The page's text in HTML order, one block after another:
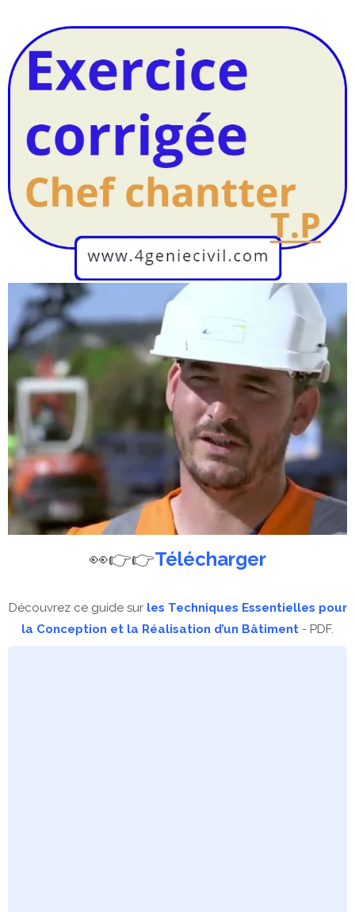
👀👉👉Télécharger
Découvrez ce guide sur les Techniques Essentielles pour
la Conception et la Réalisation d’un Bâtiment - PDF.